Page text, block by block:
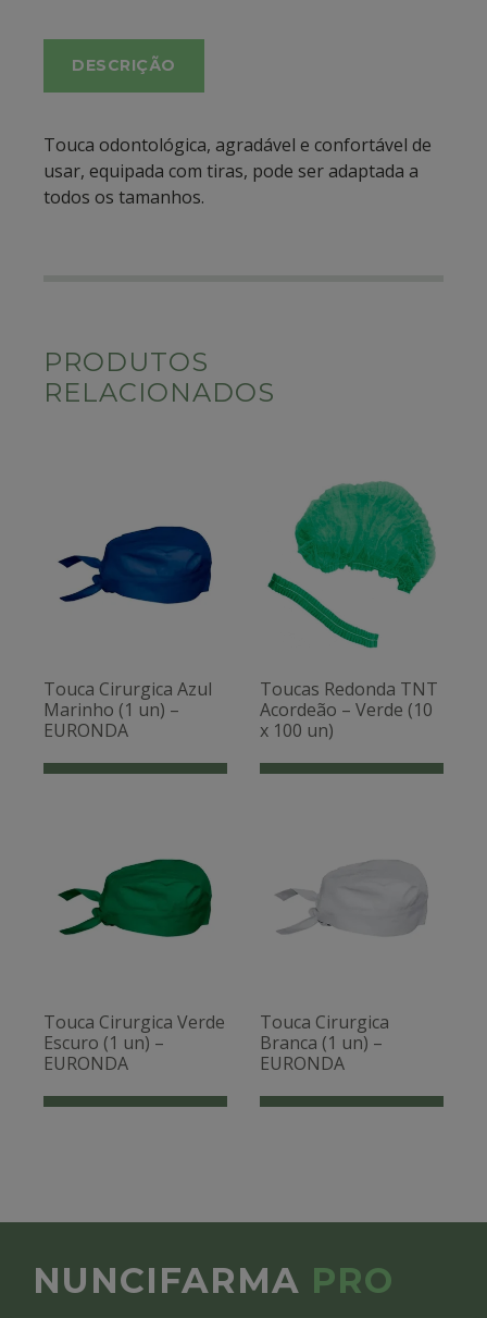
DESCRIÇÃO
Touca odontológica, agradável e confortável de
usar, equipada com tiras, pode ser adaptada a
todos os tamanhos.
PRODUTOS
RELACIONADOS
Touca Cirurgica Azul
Marinho (1 un) –
EURONDA
Toucas Redonda TNT
Acordeão – Verde (10
x 100 un)
Touca Cirurgica Verde
Escuro (1 un) –
EURONDA
Touca Cirurgica
Branca (1 un) –
EURONDA
NUNCIFARMA PRO